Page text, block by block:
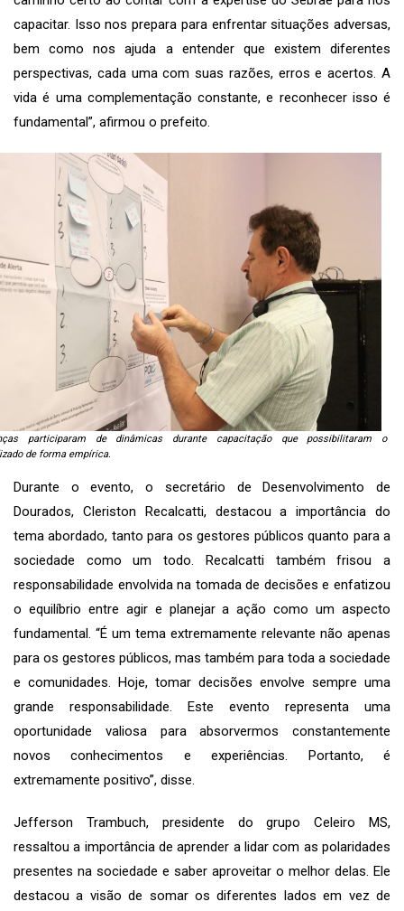
capacitar. Isso nos prepara para enfrentar situações adversas,
bem como nos ajuda a entender que existem diferentes
perspectivas, cada uma com suas razões, erros e acertos. A
vida é uma complementação constante, e reconhecer isso é
fundamental”, afirmou o prefeito.
participaram de dinâmicas durante capacitação que possibilitaram o
de forma empírica.
Durante o evento, o secretário de Desenvolvimento de
Dourados, Cleriston Recalcatti, destacou a importância do
tema abordado, tanto para os gestores públicos quanto para a
sociedade como um todo. Recalcatti também frisou a
responsabilidade envolvida na tomada de decisões e enfatizou
o equilíbrio entre agir e planejar a ação como um aspecto
fundamental. “É um tema extremamente relevante não apenas
para os gestores públicos, mas também para toda a sociedade
e comunidades. Hoje, tomar decisões envolve sempre uma
grande responsabilidade. Este evento representa uma
oportunidade valiosa para absorvermos constantemente
novos conhecimentos e experiências. Portanto, é
extremamente positivo”, disse.
Jefferson Trambuch, presidente do grupo Celeiro MS,
ressaltou a importância de aprender a lidar com as polaridades
presentes na sociedade e saber aproveitar o melhor delas. Ele
destacou a visão de somar os diferentes lados em vez de